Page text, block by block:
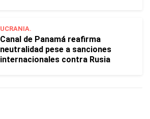
UCRANIA.
Canal de Panamá reafirma
neutralidad pese a sanciones
internacionales contra Rusia